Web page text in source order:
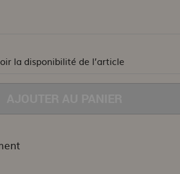
la disponibilité de l’article